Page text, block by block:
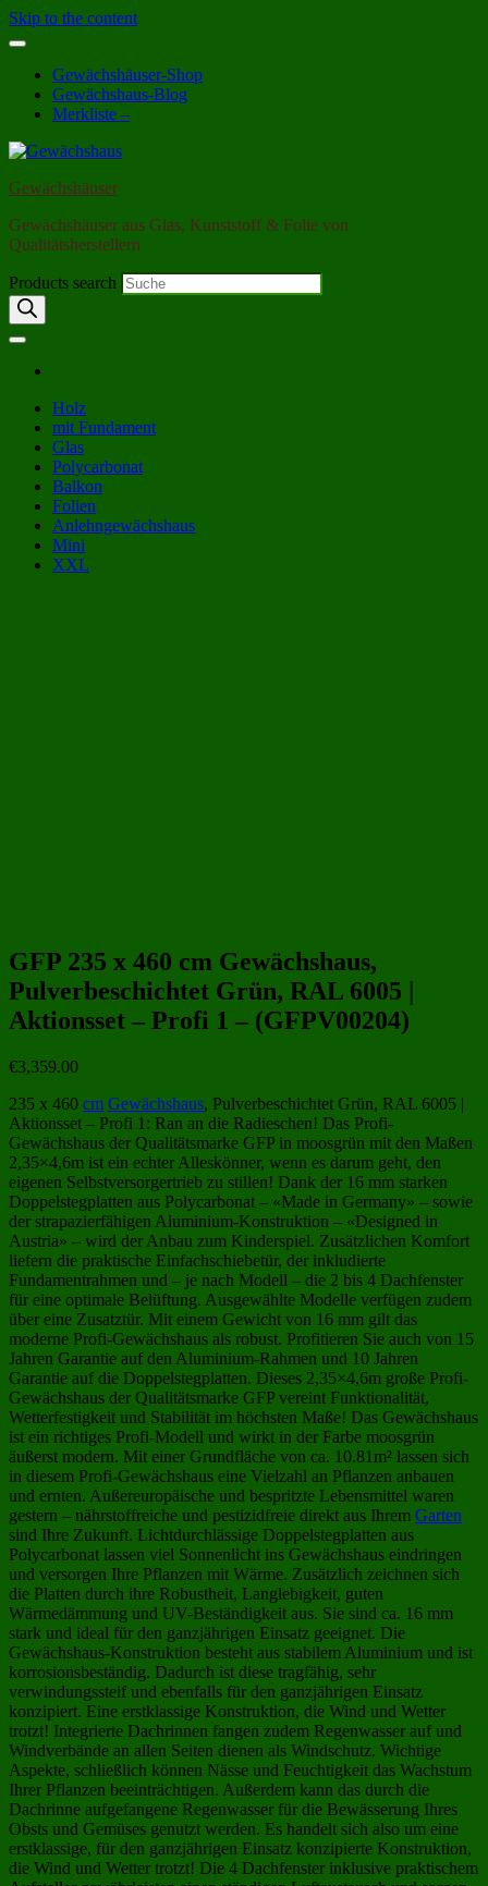
Skip to the content
Gewächshäuser-Shop
Gewächshaus-Blog
Merkliste –
Gewächshäuser
Gewächshäuser aus Glas, Kunststoff & Folie von
Qualitätsherstellern
Products search
Holz
mit Fundament
Glas
Polycarbonat
Balkon
Folien
Anlehngewächshaus
Mini
XXL
GFP 235 x 460 cm Gewächshaus,
Pulverbeschichtet Grün, RAL 6005 |
Aktionsset – Profi 1 – (GFPV00204)
€3,359.00
235 x 460 cm Gewächshaus, Pulverbeschichtet Grün, RAL 6005 |
Aktionsset – Profi 1: Ran an die Radieschen! Das Profi-
Gewächshaus der Qualitätsmarke GFP in moosgrün mit den Maßen
2,35×4,6m ist ein echter Alleskönner, wenn es darum geht, den
eigenen Selbstversorgertrieb zu stillen! Dank der 16 mm starken
Doppelstegplatten aus Polycarbonat – «Made in Germany» – sowie
der strapazierfähigen Aluminium-Konstruktion – «Designed in
Austria» – wird der Anbau zum Kinderspiel. Zusätzlichen Komfort
liefern die praktische Einfachschiebetür, der inkludierte
Fundamentrahmen und – je nach Modell – die 2 bis 4 Dachfenster
für eine optimale Belüftung. Ausgewählte Modelle verfügen zudem
über eine Zusatztür. Mit einem Gewicht von 16 mm gilt das
moderne Profi-Gewächshaus als robust. Profitieren Sie auch von 15
Jahren Garantie auf den Aluminium-Rahmen und 10 Jahren
Garantie auf die Doppelstegplatten. Dieses 2,35×4,6m große Profi-
Gewächshaus der Qualitätsmarke GFP vereint Funktionalität,
Wetterfestigkeit und Stabilität im höchsten Maße! Das Gewächshaus
ist ein richtiges Profi-Modell und wirkt in der Farbe moosgrün
äußerst modern. Mit einer Grundfläche von ca. 10.81m² lassen sich
in diesem Profi-Gewächshaus eine Vielzahl an Pflanzen anbauen
und ernten. Außereuropäische und bespritzte Lebensmittel waren
gestern – nährstoffreiche und pestizidfreie direkt aus Ihrem Garten
sind Ihre Zukunft. Lichtdurchlässige Doppelstegplatten aus
Polycarbonat lassen viel Sonnenlicht ins Gewächshaus eindringen
und versorgen Ihre Pflanzen mit Wärme. Zusätzlich zeichnen sich
die Platten durch ihre Robustheit, Langlebigkeit, guten
Wärmedämmung und UV-Beständigkeit aus. Sie sind ca. 16 mm
stark und ideal für den ganzjährigen Einsatz geeignet. Die
Gewächshaus-Konstruktion besteht aus stabilem Aluminium und ist
korrosionsbeständig. Dadurch ist diese tragfähig, sehr
verwindungssteif und ebenfalls für den ganzjährigen Einsatz
konzipiert. Eine erstklassige Konstruktion, die Wind und Wetter
trotzt! Integrierte Dachrinnen fangen zudem Regenwasser auf und
Windverbände an allen Seiten dienen als Windschutz. Wichtige
Aspekte, schließlich können Nässe und Feuchtigkeit das Wachstum
Ihrer Pflanzen beeinträchtigen. Außerdem kann das durch die
Dachrinne aufgefangene Regenwasser für die Bewässerung Ihres
Obsts und Gemüses genutzt werden. Es handelt sich also um eine
erstklassige, für den ganzjährigen Einsatz konzipierte Konstruktion,
die Wind und Wetter trotzt! Die 4 Dachfenster inklusive praktischem